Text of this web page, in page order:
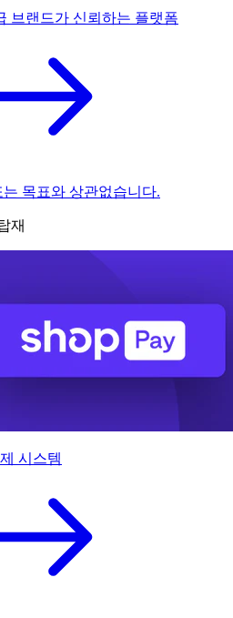
브랜드가 신뢰하는 플랫폼
목표와 상관없습니다.
재
시스템